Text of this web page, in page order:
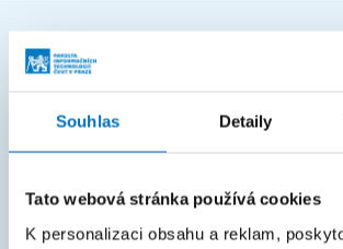
Souhlas Detaily
Tato webová stránka používá cookies
K personalizaci obsahu a reklam,
ČASTO HLEDÁTE
Harmonogram akademického roku
Studijní oddělení
Průvodce studiem
Rozcestník systémů